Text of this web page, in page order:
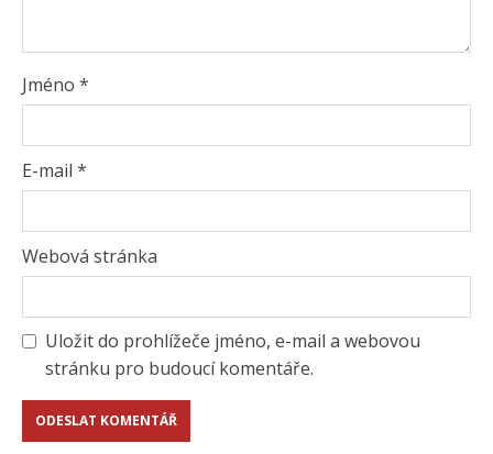
Jméno *
E-mail *
Webová stránka
Uložit do prohlížeče jméno, e-mail a webovou
stránku pro budoucí komentáře.